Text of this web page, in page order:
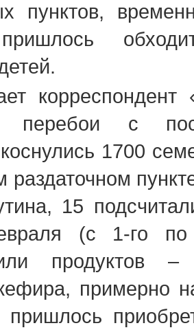
пунктов,
корреспондент
перебои с
1700
15
(с 1-го
продуктов
примерно
пришлось